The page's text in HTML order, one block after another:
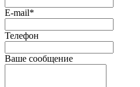
E-mail*
Телефон
Ваше сообщение